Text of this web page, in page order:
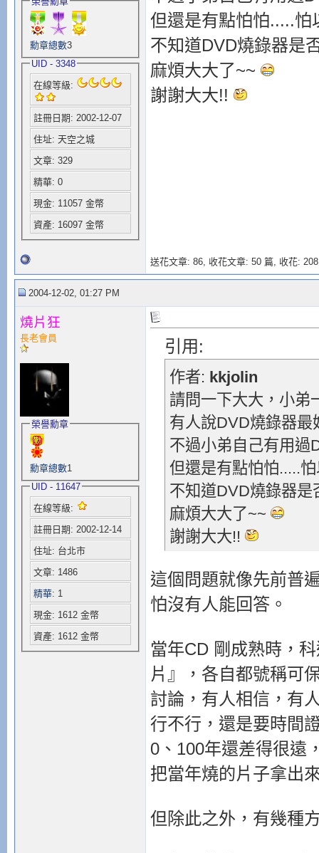
勳章總數3
UID - 3348
在線等級:
註冊日期: 2002-12-07
住址: 天空之城
文章: 329
精華: 0
現金: 11057 金幣
資產: 16097 金幣
但還是有點怕怕.....
不知道DVD燒錄器是
麻煩大大了~~
謝謝大大!!
送花文章: 86, 收花文章: 50 篇, 收花:
2004-12-02, 01:27 PM
燒片狂
長老會員
榮譽勳章
勳章總數1
UID - 11647
在線等級:
註冊日期: 2002-12-14
住址: 台北市
文章: 1486
精華: 1
現金: 1612 金幣
資產: 1612 金幣
引用:
作者: kkjolin
請問一下大大，小弟
有人說DVD燒錄器
不過小弟自己有用過
但還是有點怕怕.....
不知道DVD燒錄器
麻煩大大了~~
謝謝大大!!
這個問題就像先前普
怕沒有人能回答。
當年CD 剛成熟時，
片』，各自都號稱可
討論，有人相信，有
行不行，還是要時間
0、100年還差得很遠
把當年燒的片子拿出
但除此之外，有幾種